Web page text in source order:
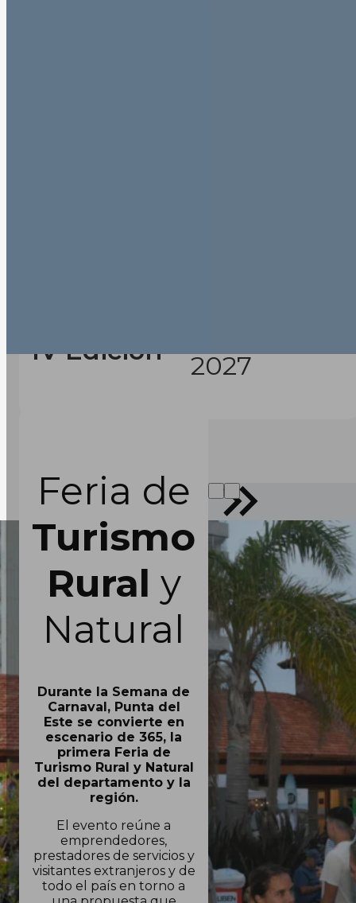
IV Edición
2027
Feria de
Turismo
Rural y
Natural
Durante la Semana de
Carnaval, Punta del
Este se convierte en
escenario de 365, la
primera Feria de
Turismo Rural y Natural
del departamento y la
región.
El evento reúne a
emprendedores,
prestadores de servicios y
visitantes extranjeros y de
todo el país en torno a